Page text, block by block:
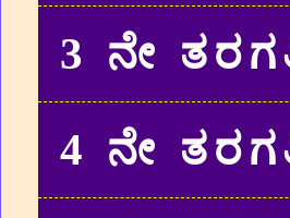
3 ನೇ
4 ನೇ